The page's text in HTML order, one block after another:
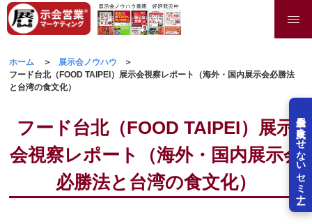
展示会を失敗させないセミナー
ホーム
展示会ノウハウ
フード台北（FOOD TAIPEI）展示会視察レポート（海外・国内展示会必勝法
と台湾の食文化）
フード台北（FOOD TAIPEI）展示
会視察レポート（海外・国内展示会
必勝法と台湾の食文化）